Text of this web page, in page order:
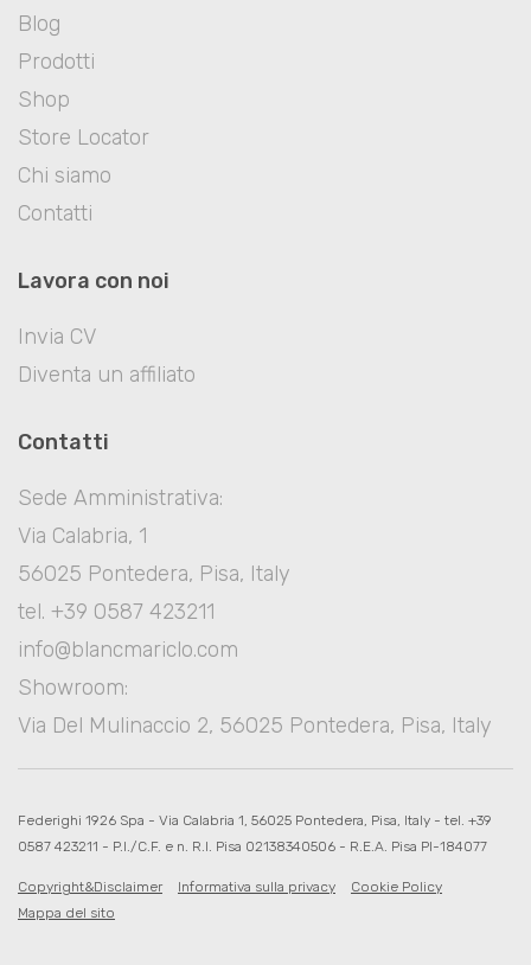
Blog
Prodotti
Shop
Store Locator
Chi siamo
Contatti
Lavora con noi
Invia CV
Diventa un affiliato
Contatti
Sede Amministrativa:
Via Calabria, 1
56025 Pontedera, Pisa, Italy
tel. +39 0587 423211
info@blancmariclo.com
Showroom:
Via Del Mulinaccio 2, 56025 Pontedera, Pisa, Italy
Federighi 1926 Spa - Via Calabria 1, 56025 Pontedera, Pisa, Italy - tel. +39
0587 423211 - P.I./C.F. e n. R.I. Pisa 02138340506 - R.E.A. Pisa PI-184077
Copyright&Disclaimer Informativa sulla privacy
Cookie Policy
Mappa del sito